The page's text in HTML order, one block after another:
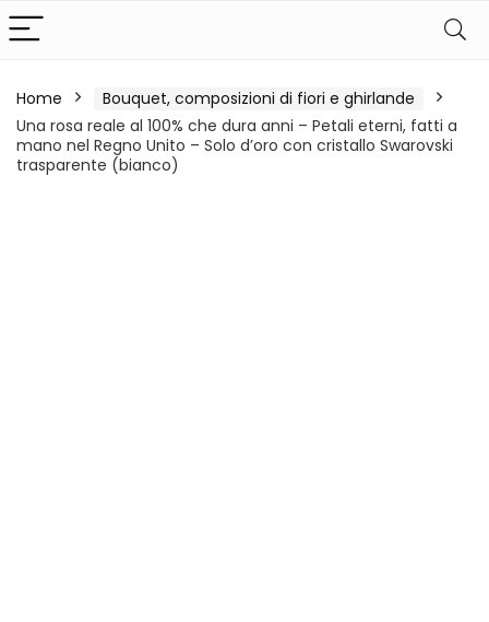
Home
Bouquet, composizioni di fiori e ghirlande
Una rosa reale al 100% che dura anni – Petali eterni, fatti a
mano nel Regno Unito – Solo d’oro con cristallo Swarovski
trasparente (bianco)